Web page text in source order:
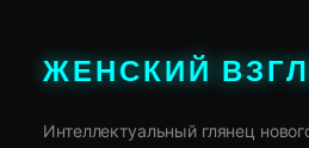
ЖЕНСКИЙ
Интеллектуальный глянец